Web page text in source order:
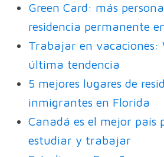
Green Card: más
residencia permanente
Trabajar en
última tendencia
5 mejores lugares de
inmigrantes en Florida
Canadá es el mejor país
estudiar y trabajar